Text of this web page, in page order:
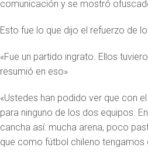
comunicación y se mostró
Esto fue lo que dijo el refuerzo de
«Fue un partido ingrato. Ellos
resumió en eso»
«Ustedes han podido ver que con
para ninguno de los dos equipos.
cancha así: mucha arena, poco
que como fútbol chileno tengamos